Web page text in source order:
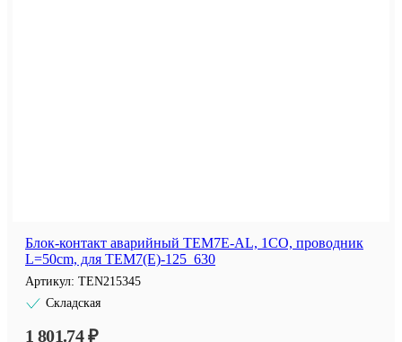
Блок-контакт аварийный TEM7E-AL, 1CO, проводник
L=50cm, для TEM7(E)-125_630
Артикул: TEN215345
Складская
1 801.74 ₽